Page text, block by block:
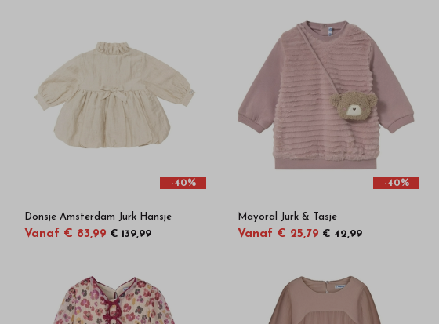
-40%
Donsje Amsterdam Jurk Hansje
Vanaf € 83,99 € 139,99
-40%
Mayoral Jurk & Tasje
Vanaf € 25,79 € 42,99